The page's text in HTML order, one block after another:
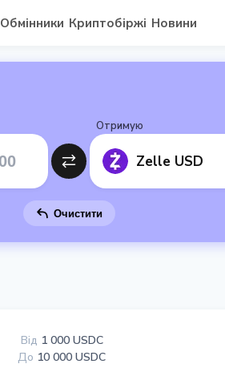
Обмінники Криптобіржі Новини
Отримую
Zelle USD
Очистити
Від 1 000 USDC
До 10 000 USDC